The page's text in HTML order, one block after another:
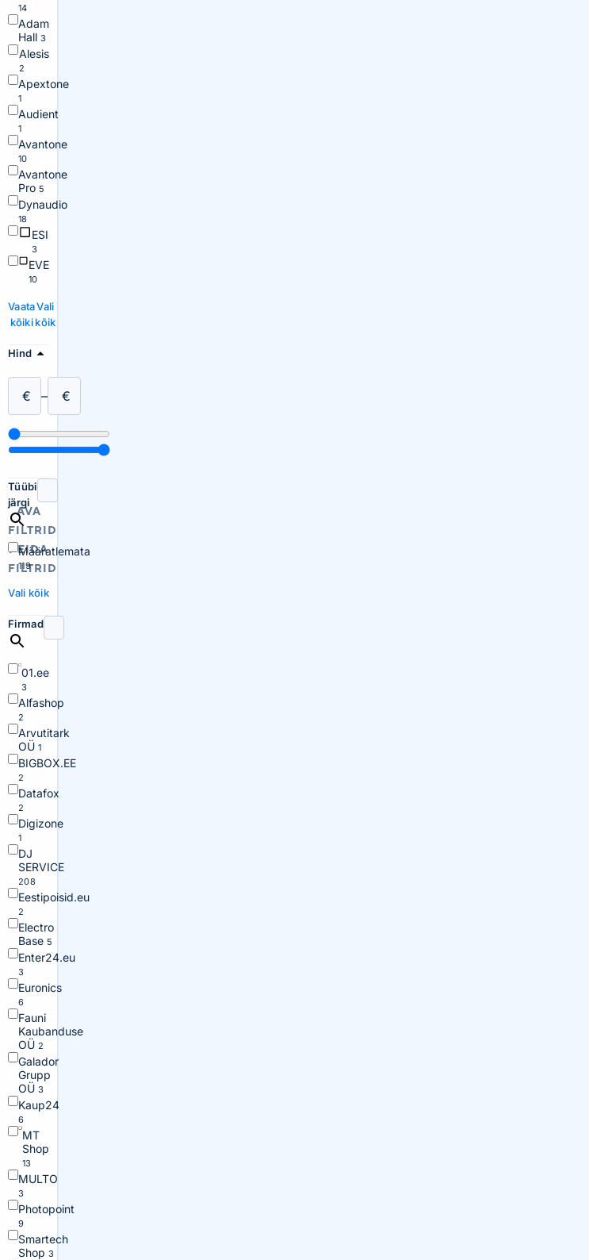
AVA
FILTRID
PEIDA
FILTRID
14
Adam
Hall 3
Alesis
2
Apextone
1
Audient
1
Avantone
10
Avantone
Pro 5
Dynaudio
18
ESI
3
EVE
10
Vaata
kõiki
Vali
kõik
Hind
€ – €
Tüübi
järgi
Määratlemata
119
Vali kõik
Firmad
01.ee
3
Alfashop
2
Arvutitark
OÜ 1
BIGBOX.EE
2
Datafox
2
Digizone
1
DJ
SERVICE
208
Eestipoisid.eu
2
Electro
Base 5
Enter24.eu
3
Euronics
6
Fauni
Kaubanduse
OÜ 2
Galador
Grupp
OÜ 3
Kaup24
6
MT
Shop
13
MULTO
3
Photopoint
9
Smartech
Shop 3